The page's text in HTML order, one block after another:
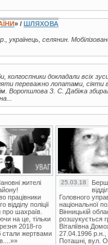
» / ШЛЯХОВА
українець, селянин.
колгоспники докладали всіх
переважно лопатами, сіяти
Воропшлова З. С. Дабіжа
жителі
працівники
відділу поліції
про шахраїв.
на це, тільки
2018-го
стали жертвами
25.03.18
Головного
національної
Вінницькій
розшукується
Віталіївна
27.04.1996 р.н.,
Поташні, вул.